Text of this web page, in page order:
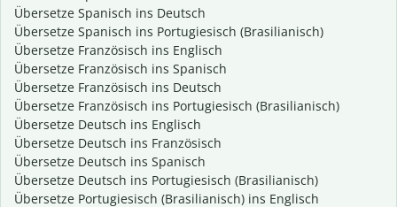
Übersetze Spanisch ins Deutsch
Übersetze Spanisch ins Portugiesisch (Brasilianisch)
Übersetze Französisch ins Englisch
Übersetze Französisch ins Spanisch
Übersetze Französisch ins Deutsch
Übersetze Französisch ins Portugiesisch (Brasilianisch)
Übersetze Deutsch ins Englisch
Übersetze Deutsch ins Französisch
Übersetze Deutsch ins Spanisch
Übersetze Deutsch ins Portugiesisch (Brasilianisch)
Übersetze Portugiesisch (Brasilianisch) ins Englisch